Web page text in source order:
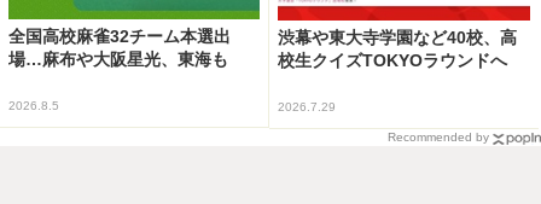
全国高校麻雀32チーム本選出
場…麻布や大阪星光、東海も
2026.8.5
渋幕や東大寺学園など40校、高
校生クイズTOKYOラウンドへ
2026.7.29
Recommended by